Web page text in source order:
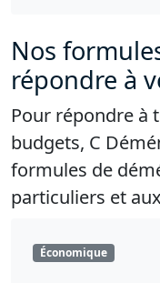
Nos
répondre à
Pour répondre à
budgets, C
formules de
particuliers et
Économique